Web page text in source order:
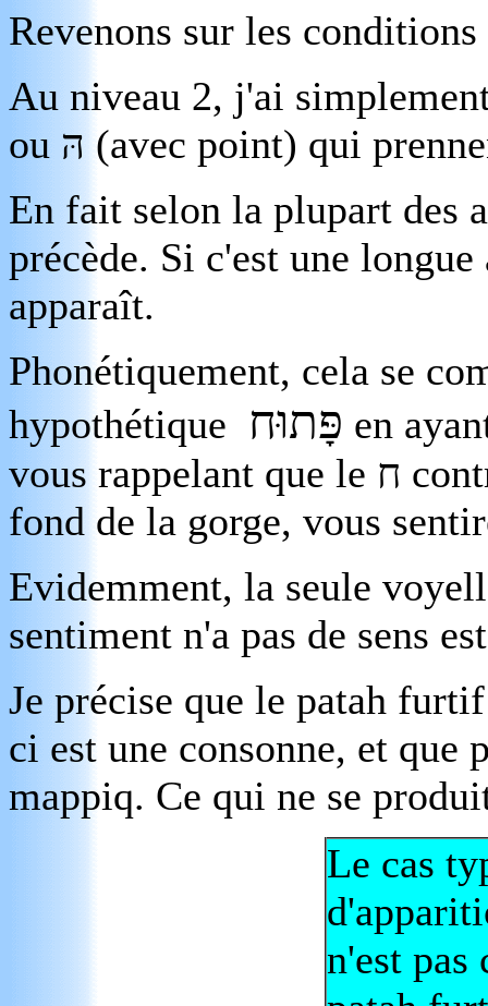
Revenons sur les
Au niveau 2, j'ai
ou
(avec point) qui
En fait selon la plupart des
précède. Si c'est une
apparaît.
Phonétiquement, cela se
hypothétique פָּתוּח en
vous rappelant que le
fond de la gorge, vous
Evidemment, la seule
sentiment n'a pas de sens
Je précise que le patah
ci est une consonne, et que
mappiq. Ce qui ne se
Le cas
n'est pas